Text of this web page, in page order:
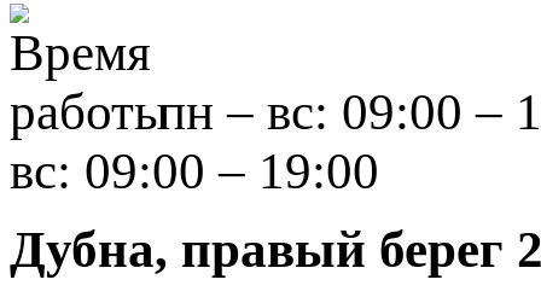
пн – вс: 09:00 –
вс: 09:00 – 19:00
Дубна, правый берег